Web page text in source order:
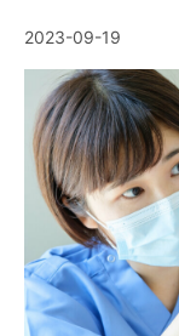
2023-09-19